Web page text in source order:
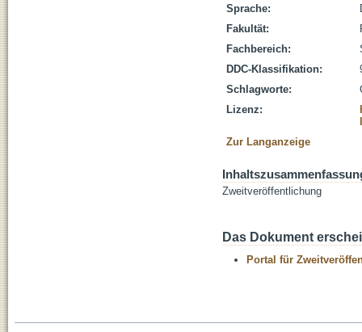
Sprache:
Fakultät:
Fachbereich:
DDC-Klassifikation:
Schlagworte:
Lizenz:
Zur Langanzeige
Zweitveröffentlichung
Das Dokument
Portal für